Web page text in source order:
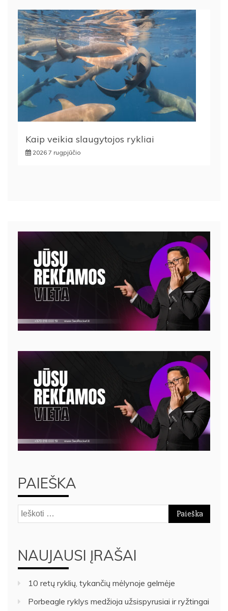
Kaip veikia slaugytojos rykliai
2026 7 rugpjūčio
PAIEŠKA
Ieškoti:
NAUJAUSI ĮRAŠAI
10 retų ryklių, tykančių mėlynoje gelmėje
Porbeagle ryklys medžioja užsispyrusiai ir ryžtingai